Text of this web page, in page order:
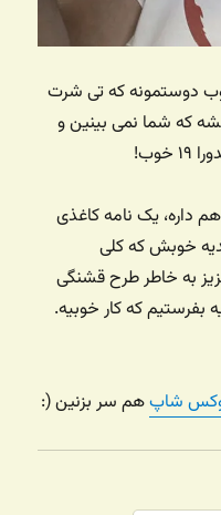
دوستمونه که تی شرت
که شما نمی بینین و
داره، یک نامه کاغذی
خوبش که کلی
به خاطر طرح قشنگی
که کار خوبیه.
شاپهم سر بزنین (: